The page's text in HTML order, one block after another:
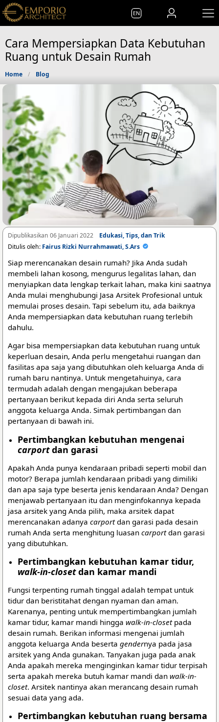
EN
Cara Mempersiapkan Data Kebutuhan
Ruang untuk Desain Rumah
Home Blog
Dipublikasikan 06 Januari 2022
Edukasi, Tips, dan Trik
Ditulis oleh: Fairus Rizki Nurrahmawati, S.Ars
Siap merencanakan desain rumah? Jika Anda sudah
membeli lahan kosong, mengurus legalitas lahan, dan
menyiapkan data lengkap terkait lahan, maka kini saatnya
Anda mulai menghubungi Jasa Arsitek Profesional untuk
memulai proses desain. Tapi sebelum itu, ada baiknya
Anda mempersiapkan data kebutuhan ruang terlebih
dahulu.
Agar bisa mempersiapkan data kebutuhan ruang untuk
keperluan desain, Anda perlu mengetahui ruangan dan
fasilitas apa saja yang dibutuhkan oleh keluarga Anda di
rumah baru nantinya. Untuk mengetahuinya, cara
termudah adalah dengan mengajukan beberapa
pertanyaan berikut kepada diri Anda serta seluruh
anggota keluarga Anda. Simak pertimbangan dan
pertanyaan di bawah ini.
Pertimbangkan kebutuhan mengenai
carportdan garasi
Apakah Anda punya kendaraan pribadi seperti mobil dan
motor? Berapa jumlah kendaraan pribadi yang dimiliki
dan apa saja type beserta jenis kendaraan Anda? Dengan
menjawab pertanyaan itu dan menginfokannya kepada
jasa arsitek yang Anda pilih, maka arsitek dapat
merencanakan adanya carportdan garasi pada desain
rumah Anda serta menghitung luasan carportdan garasi
yang dibutuhkan.
Pertimbangkan kebutuhan kamar tidur,
walk-in-closetdan kamar mandi
Fungsi terpenting rumah tinggal adalah tempat untuk
tidur dan beristitahat dengan nyaman dan aman.
Karenanya, penting untuk mempertimbangkan jumlah
kamar tidur, kamar mandi hingga walk-in-closetpada
desain rumah. Berikan informasi mengenai jumlah
anggota keluarga Anda beserta gendernya pada jasa
arsitek yang Anda gunakan. Tanyakan juga pada anak
Anda apakah mereka menginginkan kamar tidur terpisah
serta apakah mereka butuh kamar mandi dan walk-in-
closet. Arsitek nantinya akan merancang desain rumah
sesuai data yang ada.
Pertimbangkan kebutuhan ruang bersama